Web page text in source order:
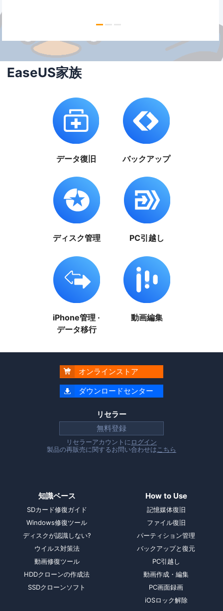
EaseUS家族
データ復旧 バックアップ
ディスク管理 PC引越し
iPhone管理 ·
データ移行
動画編集
 オンラインストア
 ダウンロードセンター
リセラー
無料登録
リセラーアカウントにログイン
製品の再販売に関するお問い合わせはこちら
知識ベース
SDカード修復ガイド
Windows修復ツール
ディスクが認識しない?
ウイルス対策法
動画修復ツール
HDDクローンの作成法
SSDクローンソフト
How to Use
記憶媒体復旧
ファイル復旧
パーティション管理
バックアップと復元
PC引越し
動画作成・編集
PC画面録画
iOSロック解除